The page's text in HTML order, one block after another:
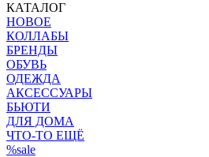
КАТАЛОГ
НОВОЕ
КОЛЛАБЫ
БРЕНДЫ
ОБУВЬ
ОДЕЖДА
АКСЕССУАРЫ
БЬЮТИ
ДЛЯ ДОМА
ЧТО-ТО ЕЩЁ
%sale